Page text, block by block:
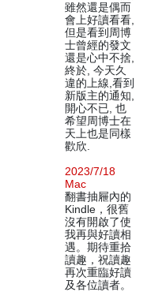
雖然還是偶而
會上好讀看看,
但是看到周博
士曾經的發文
還是心中不捨,
終於, 今天久
違的上線,看到
新版主的通知,
開心不已, 也
希望周博士在
天上也是同樣
歡欣.
2023/7/18
Mac
翻書抽屜內的
Kindle，很舊
沒有開啟了使
我再與好讀相
遇。期待重拾
讀趣，祝讀趣
再次重臨好讀
及各位讀者。